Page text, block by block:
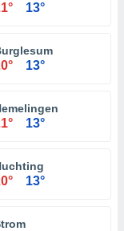
13°
13°
13°
13°